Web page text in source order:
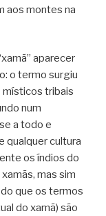
aos montes na
aparecer
o termo surgiu
tribais
num
a todo e
qualquer cultura
os índios do
mas sim
que os termos
do xamã) são